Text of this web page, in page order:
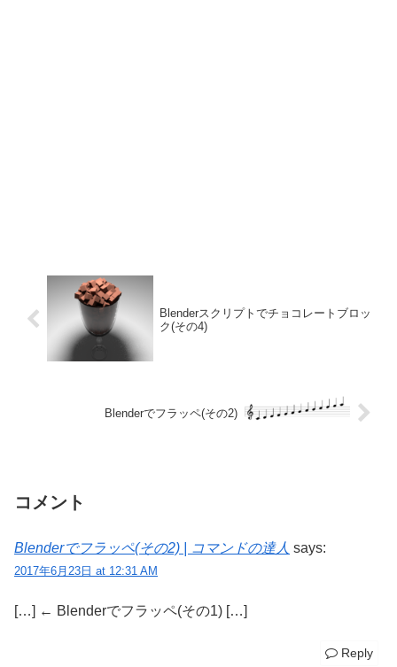
Blenderスクリプトでチョコレートブロッ
ク(その4)
Blenderでフラッペ(その2)
コメント
Blenderでフラッペ(その2) | コマンドの達人 says:
2017年6月23日 at 12:31 AM
[…] ← Blenderでフラッペ(その1) […]
Reply